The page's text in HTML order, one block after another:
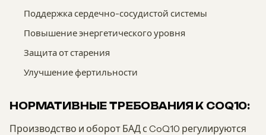
Поддержка сердечно-сосудистой системы
Повышение энергетического уровня
Защита от старения
Улучшение фертильности
НОРМАТИВНЫЕ ТРЕБОВАНИЯ К COQ10:
Производство и оборот БАД с CoQ10 регулируются